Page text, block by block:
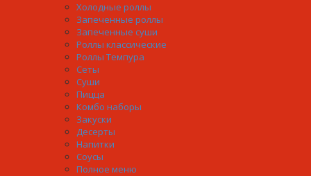
Холодные роллы
Запеченные роллы
Запеченные суши
Роллы классические
Роллы Темпура
Сеты
Суши
Пицца
Комбо наборы
Закуски
Десерты
Напитки
Соусы
Полное меню